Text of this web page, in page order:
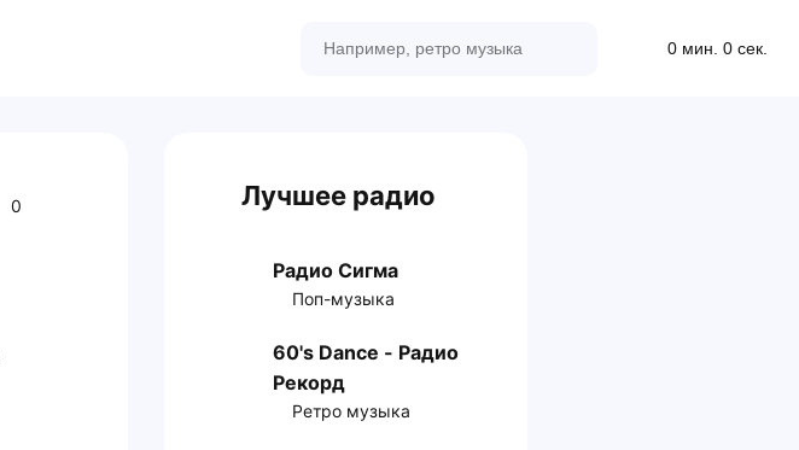
0 мин. 0 сек.
0
Лучшее радио
Радио Сигма
Поп-музыка
60's Dance - Радио
Рекорд
Ретро музыка